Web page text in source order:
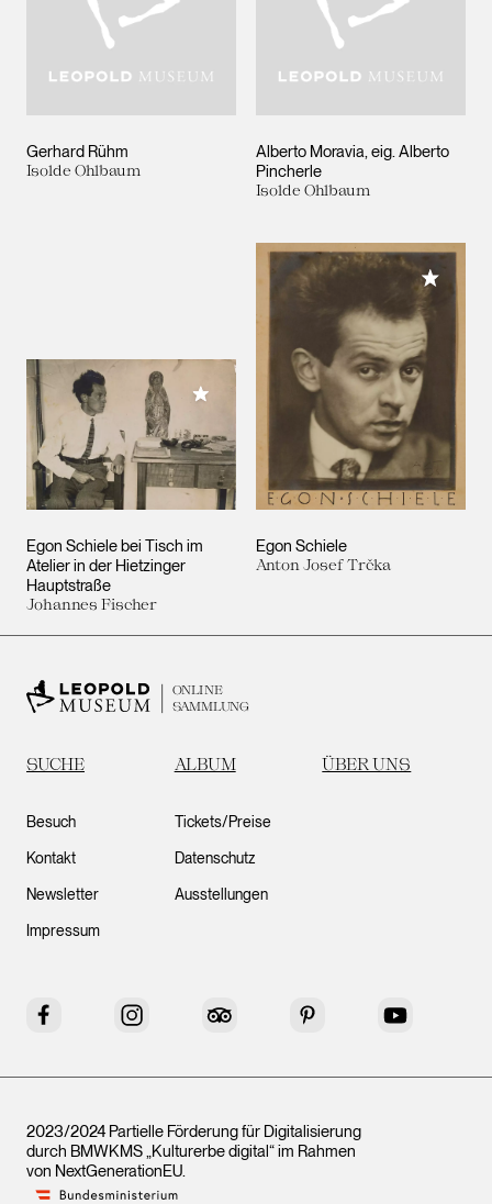
Gerhard Rühm
Isolde Ohlbaum
Alberto Moravia, eig. Alberto
Pincherle
Isolde Ohlbaum
Egon Schiele bei Tisch im
Atelier in der Hietzinger
Hauptstraße
Johannes Fischer
Meiner Sammlung hinzufügen
Egon Schiele
Anton Josef Trčka
Meiner
ONLINE
SAMMLUNG
SUCHE ALBUM ÜBER UNS
Besuch
Kontakt
Newsletter
Impressum
Tickets/Preise
Datenschutz
Ausstellungen
Facebook Instagram Tripadvisor Pinterest YouTube
2023/2024 Partielle Förderung für Digitalisierung
durch BMWKMS „Kulturerbe digital“ im Rahmen
von NextGenerationEU.